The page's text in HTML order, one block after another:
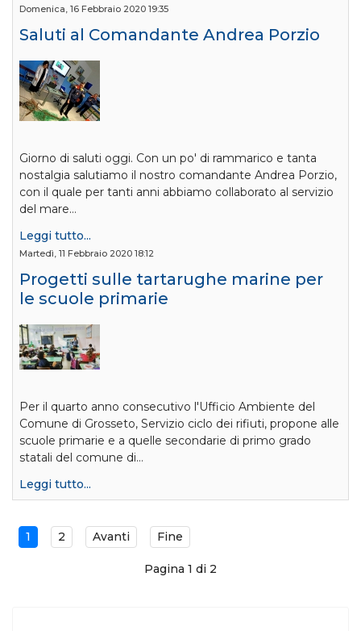
Domenica, 16 Febbraio 2020 19:35
Saluti al Comandante Andrea Porzio
Giorno di saluti oggi. Con un po' di rammarico e tanta
nostalgia salutiamo il nostro comandante Andrea Porzio,
con il quale per tanti anni abbiamo collaborato al servizio
del mare…
Leggi tutto...
Martedì, 11 Febbraio 2020 18:12
Progetti sulle tartarughe marine per
le scuole primarie
Per il quarto anno consecutivo l'Ufficio Ambiente del
Comune di Grosseto, Servizio ciclo dei rifiuti, propone alle
scuole primarie e a quelle secondarie di primo grado
statali del comune di…
Leggi tutto...
1 2 Avanti Fine
Pagina 1 di 2